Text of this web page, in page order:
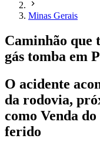
Minas Gerais
Caminhão que
gás tomba em
O acidente
da rodovia,
como Venda
ferido